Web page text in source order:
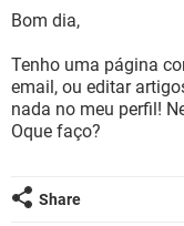
INSTAGRAM
OUTLOOK
INSTAGRAM
GUIA DE COMPRAS
JOGOS
OUTLOOK
INSTAGRAM
Bom dia,
Tenho uma página
email, ou editar
nada no meu perfil!
Oque faço?
Share